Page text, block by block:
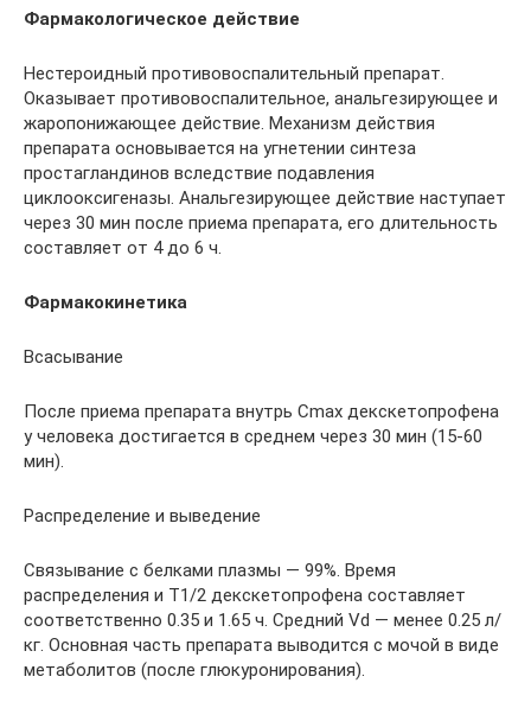
Фармакологическое действие
Нестероидный противовоспалительный препарат.
Оказывает противовоспалительное, анальгезирующее и
жаропонижающее действие. Механизм действия
препарата основывается на угнетении синтеза
простагландинов вследствие подавления
циклооксигеназы. Анальгезирующее действие наступает
через 30 мин после приема препарата, его длительность
составляет от 4 до 6 ч.
Фармакокинетика
Всасывание
После приема препарата внутрь Cmax декскетопрофена
у человека достигается в среднем через 30 мин (15-60
мин).
Распределение и выведение
Связывание с белками плазмы — 99%. Время
распределения и T1/2 декскетопрофена составляет
соответственно 0.35 и 1.65 ч. Средний Vd — менее 0.25 л/
кг. Основная часть препарата выводится с мочой в виде
метаболитов (после глюкуронирования).